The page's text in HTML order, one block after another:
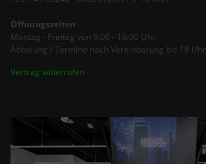
Öffnungszeiten
Montag - Freitag von 9:00 - 16:00 Uhr
Abholung / Termine nach Vereinbarung bis 18 Uhr
Vertrag widerrufen